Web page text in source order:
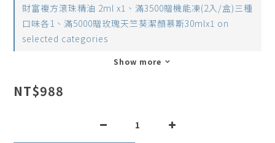
財富複方滾珠精油 2ml x1、滿3500贈機能凍(2入/盒)三種
口味各1、滿5000贈玫瑰天竺葵潔顏慕斯30mlx1 on
selected categories
Show more
NT$988